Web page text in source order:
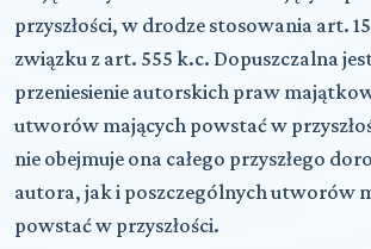
przyszłości, w drodze stosowania art.
związku z art. 555 k.c. Dopuszczalna
przeniesienie autorskich praw
utworów mających powstać w
nie obejmuje ona całego przyszłego
autora, jak i poszczególnych utworów
powstać w przyszłości.